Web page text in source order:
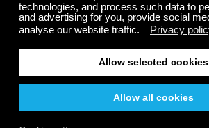
Il suono prescelto verrà
musica, e l’icona (+) cambierà in
a 3 per indicare quanti suoni